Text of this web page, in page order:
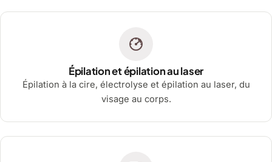
Épilation et épilation au laser
Épilation à la cire, électrolyse et épilation au laser, du
visage au corps.